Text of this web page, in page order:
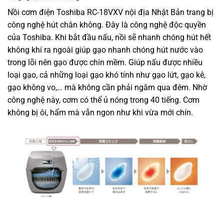
Nồi cơm điện Toshiba RC-18VXV nội địa Nhật Bản trang bị
công nghệ hút chân không. Đây là công nghệ độc quyền
của Toshiba. Khi bắt đầu nấu, nồi sẽ nhanh chóng hút hết
không khí ra ngoài giúp gạo nhanh chóng hút nước vào
trong lõi nên gạo được chín mềm. Giúp nấu được nhiều
loại gạo, cả những loại gạo khó tính như gạo lứt, gạo kê,
gạo không vo,… mà không cần phải ngâm qua đêm. Nhờ
công nghệ này, cơm có thể ủ nóng trong 40 tiếng. Cơm
không bị ôi, hẩm mà vẫn ngon như khi vừa mới chín.